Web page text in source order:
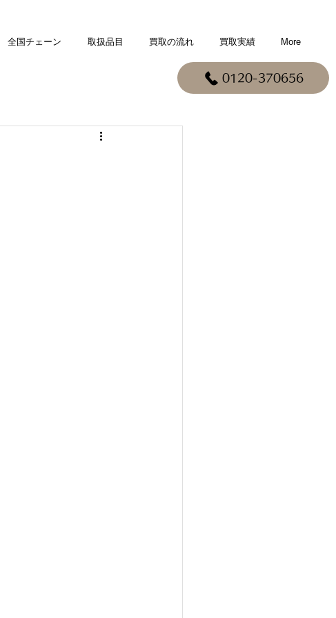
0120-370656
全国チェーン 取扱品目 買取の流れ 買取実績 More